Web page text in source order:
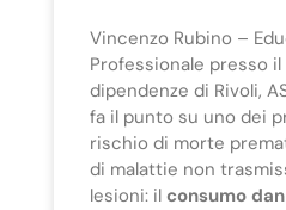
Vincenzo Rubino –
Professionale presso il
dipendenze di Rivoli,
fa il punto su uno dei
rischio di morte
di malattie non
lesioni: il consumo